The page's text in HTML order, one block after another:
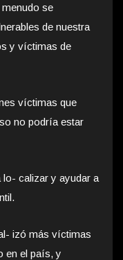
se
de nuestra
y víctimas de
víctimas que
no podría estar
lo- calizar y ayudar a
izó más víctimas
en el país, y